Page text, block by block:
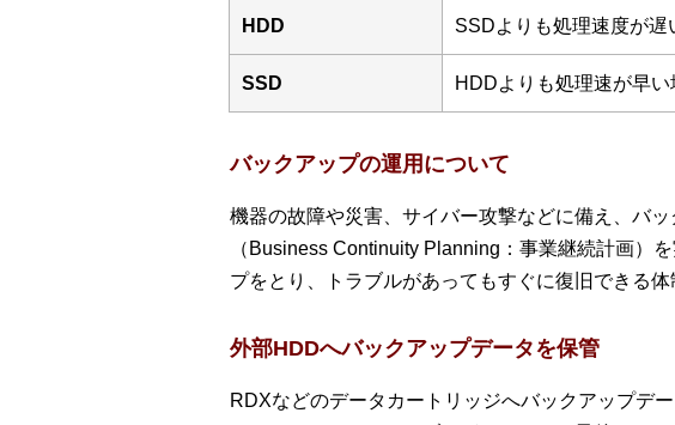
HDD SSDよりも処理速度が
SSD HDDよりも処理速が早
バックアップの運用について
機器の故障や災害、サイバー攻撃などに備え、バ
（Business Continuity Planning：事業継続計画）
プをとり、トラブルがあってもすぐに復旧できる体
外部HDDへバックアップデータを保管
RDXなどのデータカートリッジへバックアップデ